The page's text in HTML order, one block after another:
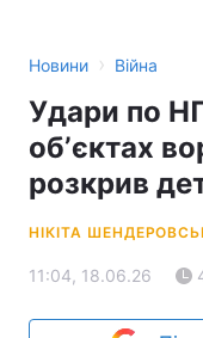
Новини › Війна
Удари по
обʼєктах
розкрив
НІКІТА
11:04, 18.06.26